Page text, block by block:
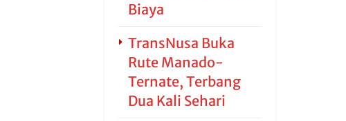
Biaya
TransNusa Buka
Rute Manado-
Ternate, Terbang
Dua Kali Sehari